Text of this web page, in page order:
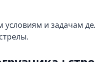
условиям и задачам